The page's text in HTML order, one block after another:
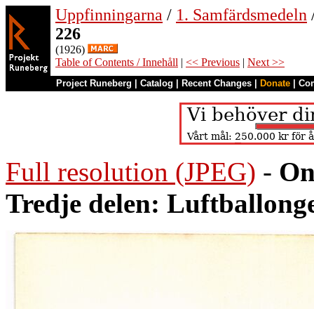
Uppfinningarna / 1. Samfärdsmedeln
226
(1926)
Table of Contents / Innehåll | << Previous | Next >>
Project Runeberg Catalog Recent Changes Donate
Full resolution (JPEG) -
Tredje delen: